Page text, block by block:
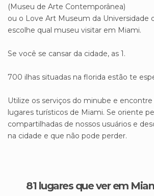
(Museu de Arte Contemporânea)
ou o Love Art Museum da Universidade
escolhe qual museu visitar em Miami.
Se você se cansar da cidade, as 1.
700 ilhas situadas na florida estão te
Utilize os serviços do minube e
lugares turísticos de Miami. Se oriente
compartilhadas de nossos usuários e
na cidade e que não pode perder.
81 lugares que ver em